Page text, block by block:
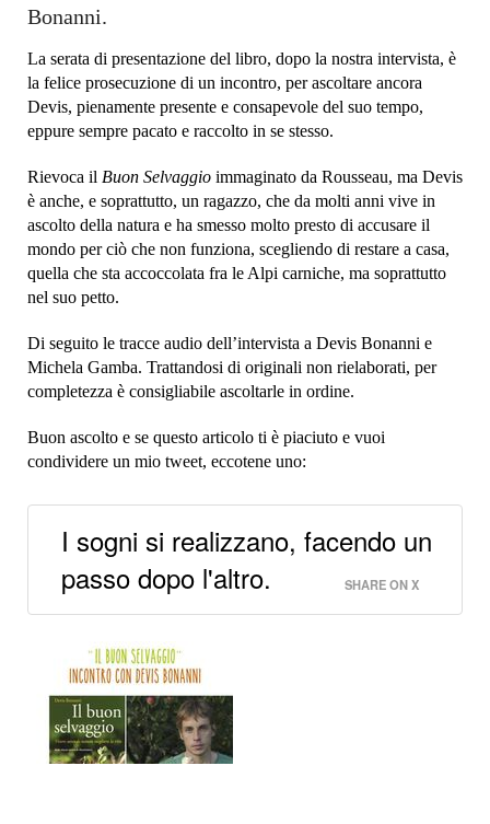
Bonanni.
La serata di presentazione del libro, dopo la nostra intervista, è
la felice prosecuzione di un incontro, per ascoltare ancora
Devis, pienamente presente e consapevole del suo tempo,
eppure sempre pacato e raccolto in se stesso.
Rievoca il Buon Selvaggio immaginato da Rousseau, ma Devis
è anche, e soprattutto, un ragazzo, che da molti anni vive in
ascolto della natura e ha smesso molto presto di accusare il
mondo per ciò che non funziona, scegliendo di restare a casa,
quella che sta accoccolata fra le Alpi carniche, ma soprattutto
nel suo petto.
Di seguito le tracce audio dell’intervista a Devis Bonanni e
Michela Gamba. Trattandosi di originali non rielaborati, per
completezza è consigliabile ascoltarle in ordine.
Buon ascolto e se questo articolo ti è piaciuto e vuoi
condividere un mio tweet, eccotene uno:
I sogni si realizzano, facendo un
passo dopo l'altro.
SHARE ON X